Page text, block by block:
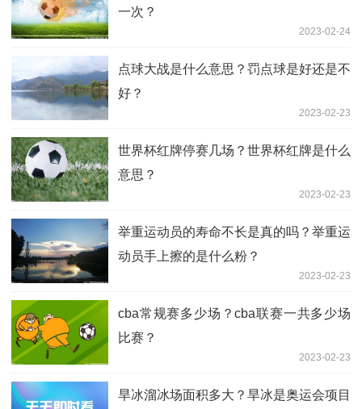
一次？
2023-02-24
点球大战是什么意思？罚点球是好还是不
好？
2023-02-23
世界杯红牌停赛几场？世界杯红牌是什么
意思？
2023-02-23
举重运动员的寿命不长是真的吗？举重运
动员手上擦的是什么粉？
2023-02-23
cba常规赛多少场？cba联赛一共多少场
比赛？
2023-02-23
旱冰溜冰场面积多大？旱冰是奥运会项目